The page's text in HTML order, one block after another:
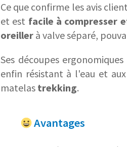
Ce que confirme les avis
et est facile à compresser
oreiller à valve séparé,
Ses découpes
enfin résistant à l'eau et
matelas trekking.
Avantages